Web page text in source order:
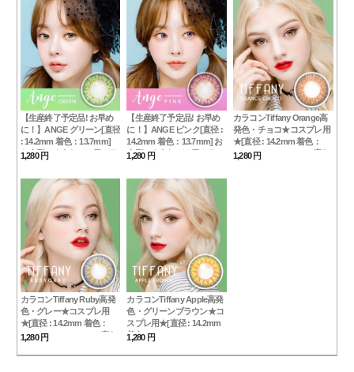
【生産終了予定品! お早め
に！】ANGE グリーン[直径
: 14.2mm 着色：13.7mm]
お人形のようなデカ目カラ
~-10.00まで)
1,280 円
【生産終了予定品! お早め
に！】ANGE ピンク[直径 :
14.2mm 着色：13.7mm] お
人形のようなデカ目カラコ
~-10.00まで)
1,280 円
カラコンTiffany Orange高
発色・チョコ★コスプレ用
★[直径 : 14.2mm 着色：
13.5mm]ティファニー度あ
1,280 円
カラコンTiffany Ruby高発
色・グレー★コスプレ用
★[直径 : 14.2mm 着色：
13.5mm]ティファニー度あ
1,280 円
カラコンTiffany Apple高発
色・グリーンブラウン★コ
スプレ用★[直径 : 14.2mm
着色：13.5mm]ティファニ
Brown
1,280 円